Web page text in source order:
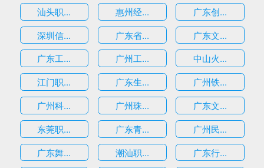
汕头职...
惠州经...
广东创...
深圳信...
广东省...
广东文...
广东工...
广州工...
中山火...
江门职...
广东生...
广州铁...
广州科...
广州珠...
广东文...
东莞职...
广东青...
广州民...
广东舞...
潮汕职...
广东行...